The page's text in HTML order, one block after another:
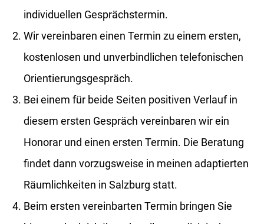
individuellen Gesprächstermin.
Wir vereinbaren einen Termin zu einem ersten,
kostenlosen und unverbindlichen telefonischen
Orientierungsgespräch.
Bei einem für beide Seiten positiven Verlauf in
diesem ersten Gespräch vereinbaren wir ein
Honorar und einen ersten Termin. Die Beratung
findet dann vorzugsweise in meinen adaptierten
Räumlichkeiten in Salzburg statt.
Beim ersten vereinbarten Termin bringen Sie